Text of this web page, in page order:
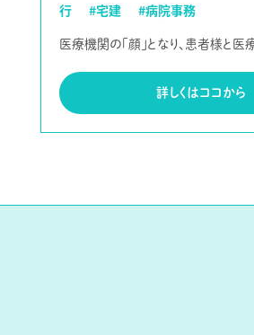
行
#宅建 #病院事務
医療機関の「顔」となり、患者様と医
詳しくはココから